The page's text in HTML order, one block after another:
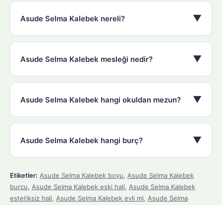
Asude Selma Kalebek nereli? ▼
Asude Selma Kalebek mesleği nedir? ▼
Asude Selma Kalebek hangi okuldan mezun? ▼
Asude Selma Kalebek hangi burç? ▼
Etiketler: Asude Selma Kalebek boyu, Asude Selma Kalebek
burcu, Asude Selma Kalebek eski hali, Asude Selma Kalebek
estetiksiz hali, Asude Selma Kalebek evli mi, Asude Selma